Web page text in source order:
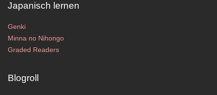
Japanisch lernen
Genki
Minna no Nihongo
Graded Readers
Blogroll